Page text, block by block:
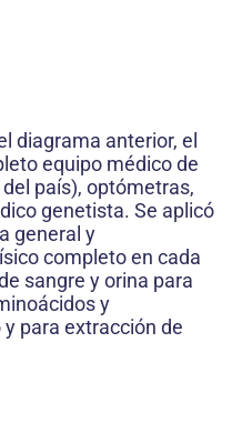
diagrama anterior, el
equipo médico de
país), optómetras,
genetista. Se aplicó
general y
completo en cada
sangre y orina para
y
para extracción de